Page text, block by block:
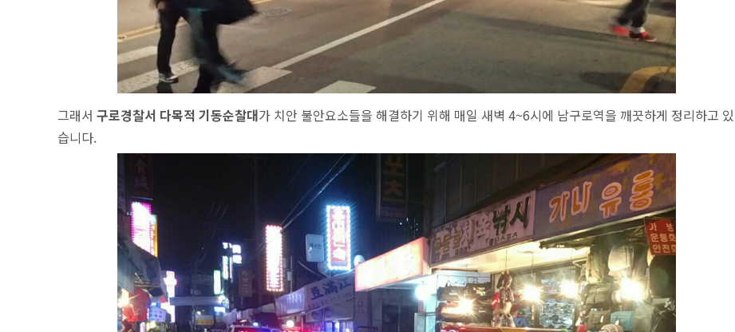
그래서 구로경찰서 다목적 기동순찰대가 치안 불안요소들을 해결하기 위해 매일 새벽 4~6시에 남구로역을 깨끗하게 정리하고 있
습니다.